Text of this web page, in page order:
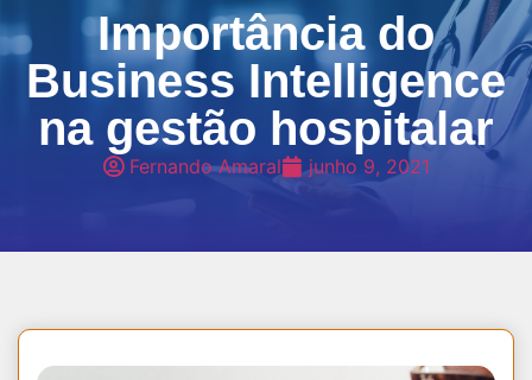
Importância do
Business Intelligence
na gestão hospitalar
Fernando Amaral junho 9, 2021